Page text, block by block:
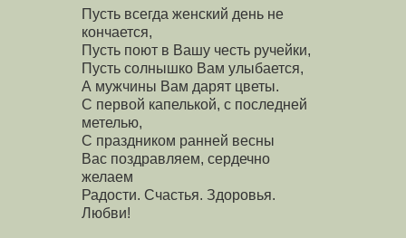
Пусть всегда женский день не
кончается,
Пусть поют в Вашу честь ручейки,
Пусть солнышко Вам улыбается,
А мужчины Вам дарят цветы.
С первой капелькой, с последней
метелью,
С праздником ранней весны
Вас поздравляем, сердечно
желаем
Радости. Счастья. Здоровья.
Любви!